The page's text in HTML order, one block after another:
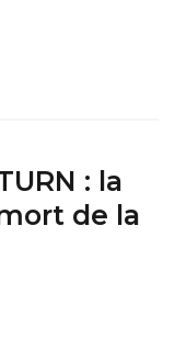
: la
de la